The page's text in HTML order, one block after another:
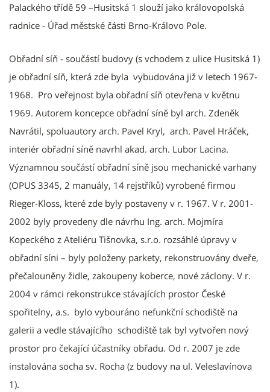
Palackého třídě 59 –Husitská 1 slouží jako královopolská
radnice - Úřad městské části Brno-Královo Pole.
Obřadní síň - součástí budovy (s vchodem z ulice Husitská 1)
je obřadní síň, která zde byla vybudována již v letech 1967-
1968. Pro veřejnost byla obřadní síň otevřena v květnu
1969. Autorem koncepce obřadní síně byl arch. Zdeněk
Navrátil, spoluautory arch. Pavel Kryl, arch. Pavel Hráček,
interiér obřadní síně navrhl akad. arch. Lubor Lacina.
Významnou součástí obřadní síně jsou mechanické varhany
(OPUS 3345, 2 manuály, 14 rejstříků) vyrobené firmou
Rieger-Kloss, které zde byly postaveny v r. 1967. V r. 2001-
2002 byly provedeny dle návrhu Ing. arch. Mojmíra
Kopeckého z Ateliéru Tišnovka, s.r.o. rozsáhlé úpravy v
obřadní síni – byly položeny parkety, rekonstruovány dveře,
přečalouněny židle, zakoupeny koberce, nové záclony. V r.
2004 v rámci rekonstrukce stávajících prostor České
spořitelny, a.s. bylo vybouráno nefunkční schodiště na
galerii a vedle stávajícího schodiště tak byl vytvořen nový
prostor pro čekající účastníky obřadu. Od r. 2007 je zde
instalována socha sv. Rocha (z budovy na ul. Veleslavínova
1).